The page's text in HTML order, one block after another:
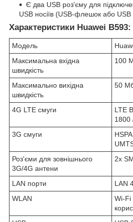
Є два USB роз'єму для
USB носіїв (USB-флешок або USB
Характеристики Huawei B593:
Модель
Максимальна вхідна
швидкість
100
Максимально вихідна
швидкість
50
4G LTE смуги
LTE
1800
3G смуги
Роз'єми для зовнішнього
3G/4G антени
2х
LAN порти
LAN
WLAN
Wi-Fi